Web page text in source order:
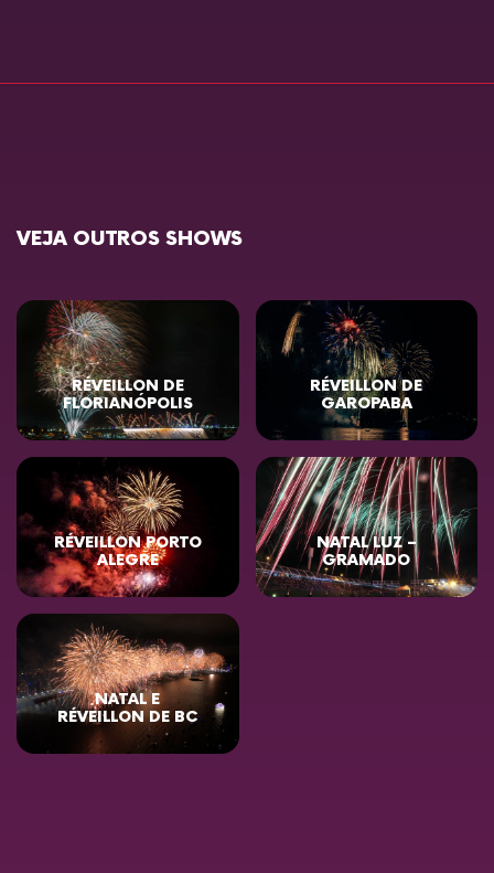
VEJA OUTROS SHOWS
RÉVEILLON DE
FLORIANÓPOLIS
RÉVEILLON DE
GAROPABA
RÉVEILLON PORTO
ALEGRE
NATAL LUZ –
GRAMADO
NATAL E
RÉVEILLON DE BC